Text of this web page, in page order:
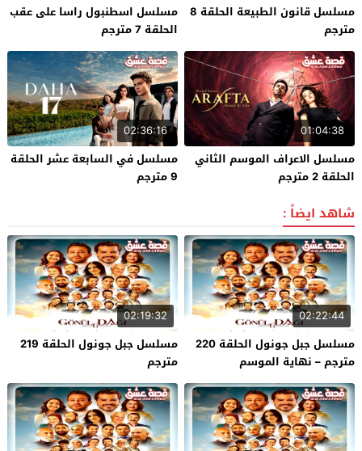
مسلسل قانون الطبيعة الحلقة 8
مترجم
مسلسل اسطنبول راسا على عقب
الحلقة 7 مترجم
01:04:38
مسلسل الاعراف الموسم الثاني
الحلقة 2 مترجم
02:36:16
مسلسل في السابعة عشر الحلقة
9 مترجم
شاهد ايضاً :
02:22:44
مسلسل جبل جونول الحلقة 220
مترجم – نهاية الموسم
02:19:32
مسلسل جبل جونول الحلقة 219
مترجم